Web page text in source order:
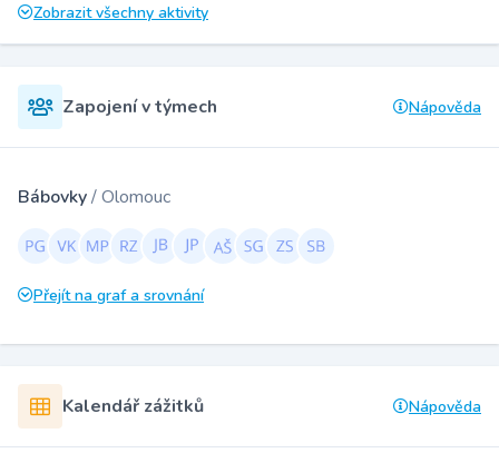
Zobrazit všechny aktivity
Zapojení v týmech Nápověda
Bábovky/ Olomouc
Přejít na graf a srovnání
Kalendář zážitků Nápověda